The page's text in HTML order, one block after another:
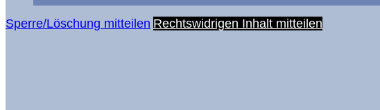
Sperre/Löschung mitteilen Rechtswidrigen Inhalt mitteilen